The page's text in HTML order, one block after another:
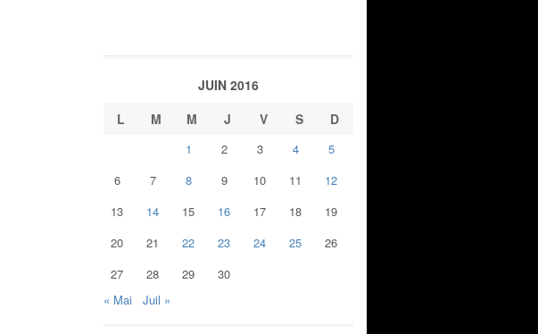
JUIN 2016
L
M M J V S D
1 2 3 4
5
6
7 8 9 10 11
12
13
14 15 16 17 18
19
20
21 22 23 24 25
26
27
28 29
30
« Mai
Juil »